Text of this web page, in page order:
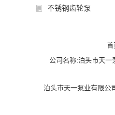
不锈钢齿轮泵
首
公司名称:泊头市天
泊头市天一泵业有限公